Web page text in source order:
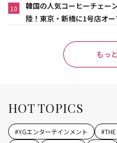
10
韓国の人気コーヒーチェー
陸！東京・新橋に1号店オ
もっ
HOT TOPICS
#YGエンターテインメント #